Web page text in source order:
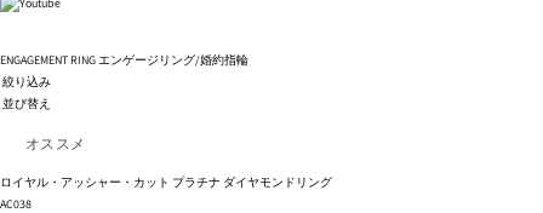
ENGAGEMENT RINGエンゲージリング/婚約指輪
絞り込み
並び替え
ロイヤル・アッシャー・カット プラチナ ダイヤモンドリング
AC038